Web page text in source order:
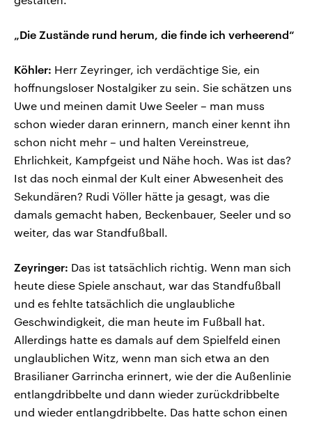
„Die Zustände rund herum, die finde ich verheerend“
Köhler: Herr Zeyringer, ich verdächtige Sie, ein
hoffnungsloser Nostalgiker zu sein. Sie schätzen uns
Uwe und meinen damit Uwe Seeler – man muss
schon wieder daran erinnern, manch einer kennt ihn
schon nicht mehr – und halten Vereinstreue,
Ehrlichkeit, Kampfgeist und Nähe hoch. Was ist das?
Ist das noch einmal der Kult einer Abwesenheit des
Sekundären? Rudi Völler hätte ja gesagt, was die
damals gemacht haben, Beckenbauer, Seeler und so
weiter, das war Standfußball.
Zeyringer: Das ist tatsächlich richtig. Wenn man sich
heute diese Spiele anschaut, war das Standfußball
und es fehlte tatsächlich die unglaubliche
Geschwindigkeit, die man heute im Fußball hat.
Allerdings hatte es damals auf dem Spielfeld einen
unglaublichen Witz, wenn man sich etwa an den
Brasilianer Garrincha erinnert, wie der die Außenlinie
entlangdribbelte und dann wieder zurückdribbelte
und wieder entlangdribbelte. Das hatte schon einen